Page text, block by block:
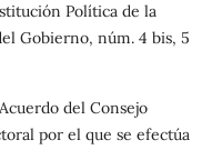
Política de la
Gobierno, núm. 4 bis, 5
del Consejo
por el que se efectúa